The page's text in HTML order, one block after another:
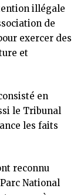
illégale
de
exercer des
et
en
le Tribunal
les faits
reconnu
National